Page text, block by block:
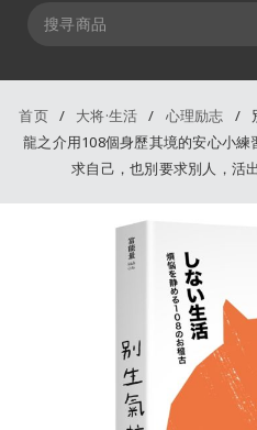
首页 / 大将·生活 / 心理励志 /
龍之介用108個身歷其境的安心小
求自己，也別要求別人，活